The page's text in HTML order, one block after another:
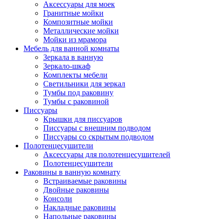
Аксессуары для моек
Гранитные мойки
Композитные мойки
Металлические мойки
Мойки из мрамора
Мебель для ванной комнаты
Зеркала в ванную
Зеркало-шкаф
Комплекты мебели
Светильники для зеркал
Тумбы под раковину
Тумбы с раковиной
Писсуары
Крышки для писсуаров
Писсуары с внешним подводом
Писсуары со скрытым подводом
Полотенцесушители
Аксессуары для полотенцесушителей
Полотенцесушители
Раковины в ванную комнату
Встраиваемые раковины
Двойные раковины
Консоли
Накладные раковины
Напольные раковины